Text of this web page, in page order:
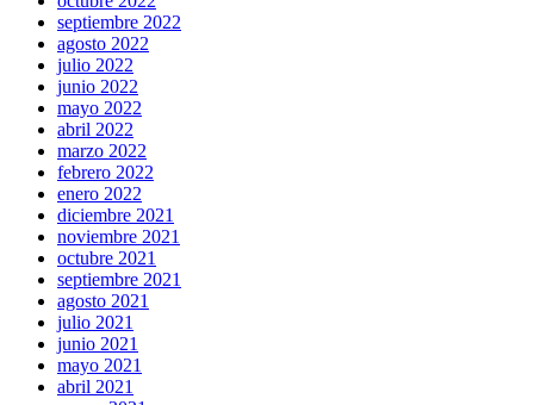
septiembre 2022
agosto 2022
julio 2022
junio 2022
mayo 2022
abril 2022
marzo 2022
febrero 2022
enero 2022
diciembre 2021
noviembre 2021
octubre 2021
septiembre 2021
agosto 2021
julio 2021
junio 2021
mayo 2021
abril 2021